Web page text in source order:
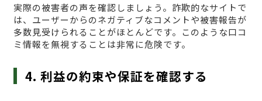
実際の被害者の声を確認しましょう。詐欺的なサイトで
は、ユーザーからのネガティブなコメントや被害報告が
多数見受けられることがほとんどです。このような口コ
ミ情報を無視することは非常に危険です。
4. 利益の約束や保証を確認する